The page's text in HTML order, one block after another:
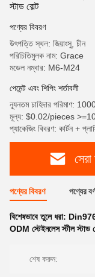
স্টাড বোল্ট
পণ্যের বিবরণ
উৎপত্তি স্থল: জিয়াংসু, চীন
পরিচিতিমুলক নাম: Grace
মডেল নম্বার: M6-M24
পেমেন্ট এবং শিপিং শর্তাবলী
ন্যূনতম চাহিদার পরিমাণ:
মূল্য: $0.02/pieces
প্যাকেজিং বিবরণ: কার্টন +
পণ্যের বিবরণ পণ্যের
বিশেষভাবে তুলে ধরা:
ODM স্টেইনলেস স্টীল স্টাড
শেষ করুন: